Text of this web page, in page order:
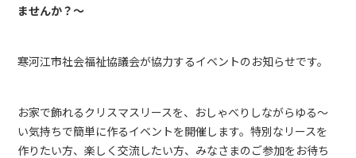
ませんか？～
寒河江市社会福祉協議会が協力するイベントのお知らせです。
お家で飾れるクリスマスリースを、おしゃべりしながらゆる～
い気持ちで簡単に作るイベントを開催します。特別なリースを
作りたい方、楽しく交流したい方、みなさまのご参加をお待ち